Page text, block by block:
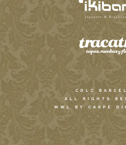
CDLC
ALL RIGHTS
MWL BY CARPE